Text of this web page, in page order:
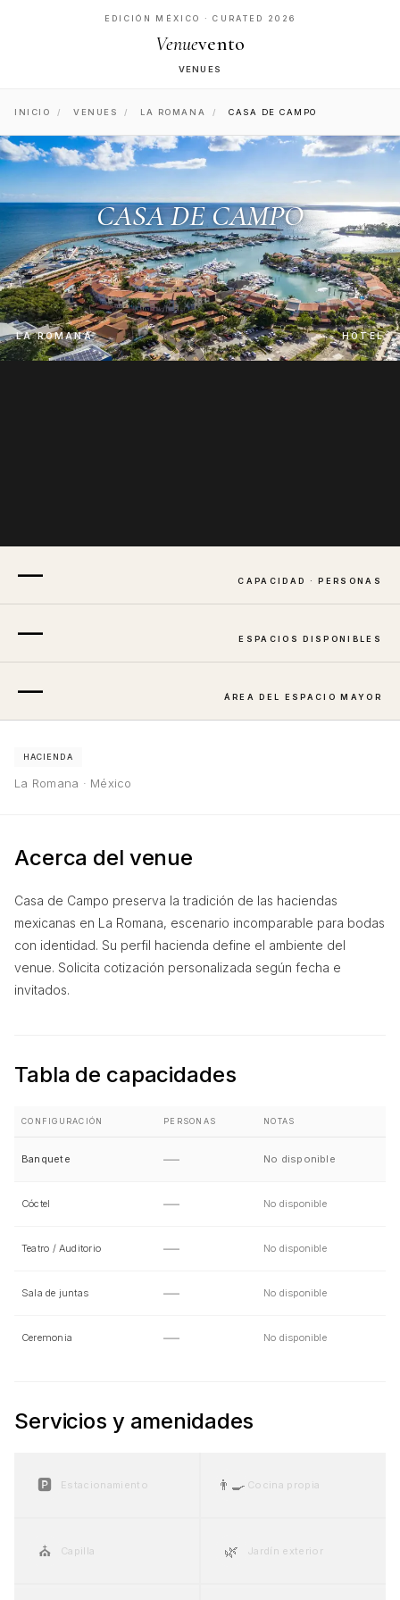
EDICIÓN MÉXICO · CURATED 2026
Venuevento
VENUES
INICIO / VENUES / LA ROMANA / CASA DE CAMPO
CASA DE CAMPO
LA ROMANA HOTEL
— CAPACIDAD · PERSONAS
— ESPACIOS DISPONIBLES
— ÁREA DEL ESPACIO MAYOR
HACIENDA
La Romana · México
Acerca del venue
Casa de Campo preserva la tradición de las haciendas
mexicanas en La Romana, escenario incomparable para bodas
con identidad. Su perfil hacienda define el ambiente del
venue. Solicita cotización personalizada según fecha e
invitados.
Tabla de capacidades
CONFIGURACIÓN PERSONAS NOTAS
Banquete — No disponible
Cóctel — No disponible
Teatro / Auditorio — No disponible
Sala de juntas — No disponible
Ceremonia — No disponible
Servicios y amenidades
🅿️ Estacionamiento 👨‍🍳 Cocina propia
⛪ Capilla 🌿 Jardín exterior